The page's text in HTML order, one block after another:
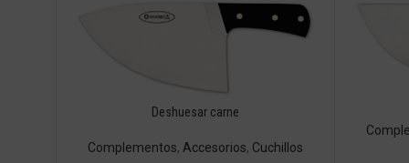
Deshuesar carne
Complementos, Accesorios, Cuchillos